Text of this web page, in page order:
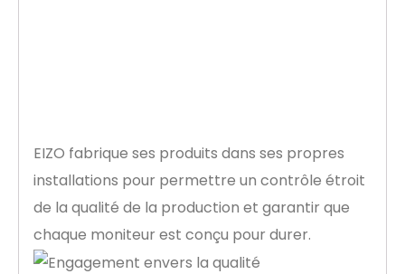
EIZO fabrique ses produits dans ses propres
installations pour permettre un contrôle étroit
de la qualité de la production et garantir que
chaque moniteur est conçu pour durer.